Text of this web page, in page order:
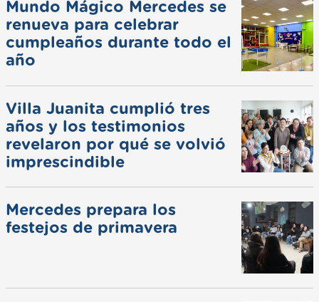
Mundo Mágico Mercedes se
renueva para celebrar
cumpleaños durante todo el
año
Villa Juanita cumplió tres
años y los testimonios
revelaron por qué se volvió
imprescindible
Mercedes prepara los
festejos de primavera